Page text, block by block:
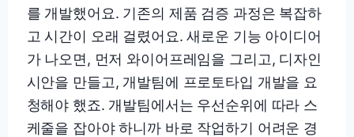
를 개발했어요. 기존의 제품 검증 과정은 복잡하
고 시간이 오래 걸렸어요. 새로운 기능 아이디어
가 나오면, 먼저 와이어프레임을 그리고, 디자인
시안을 만들고, 개발팀에 프로토타입 개발을 요
청해야 했죠. 개발팀에서는 우선순위에 따라 스
케줄을 잡아야 하니까 바로 작업하기 어려운 경